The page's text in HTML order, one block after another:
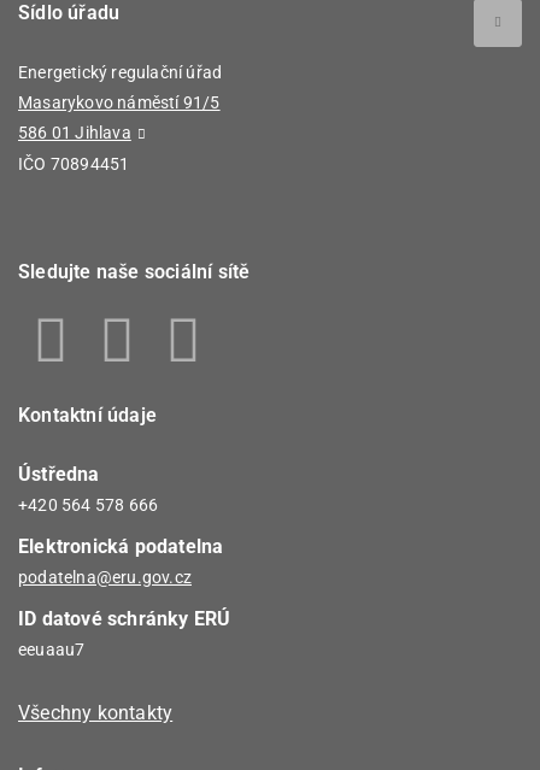
Sídlo úřadu
Energetický regulační úřad
Masarykovo náměstí 91/5
586 01 Jihlava
IČO 70894451
Sledujte naše sociální sítě
Kontaktní údaje
Ústředna
+420 564 578 666
Elektronická podatelna
podatelna@eru.gov.cz
ID datové schránky ERÚ
eeuaau7
Všechny kontakty